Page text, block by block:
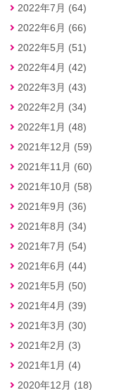
2022年7月 (64)
2022年6月 (66)
2022年5月 (51)
2022年4月 (42)
2022年3月 (43)
2022年2月 (34)
2022年1月 (48)
2021年12月 (59)
2021年11月 (60)
2021年10月 (58)
2021年9月 (36)
2021年8月 (34)
2021年7月 (54)
2021年6月 (44)
2021年5月 (50)
2021年4月 (39)
2021年3月 (30)
2021年2月 (3)
2021年1月 (4)
2020年12月 (18)